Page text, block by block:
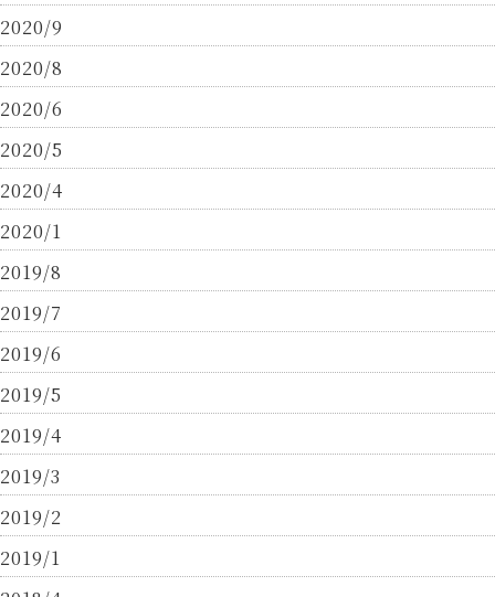
2020/9
2020/8
2020/6
2020/5
2020/4
2020/1
2019/8
2019/7
2019/6
2019/5
2019/4
2019/3
2019/2
2019/1